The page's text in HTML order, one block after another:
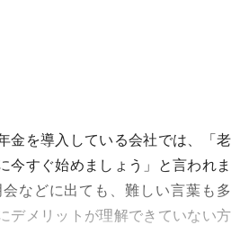
金を導入している会社では、「老
今すぐ始めましょう」と言われま
などに出ても、難しい言葉も多
デメリットが理解できていない方